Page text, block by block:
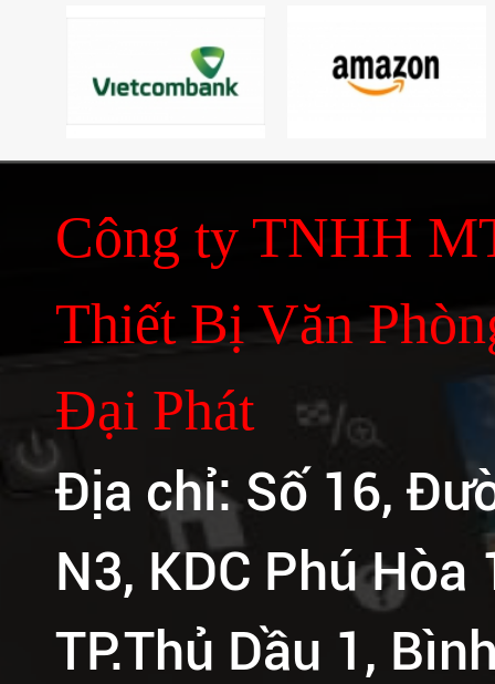
Photocopy đang
được ưa chuộng
nhất hiện nay
Máy In Chuyên
An Quốc Phát - Địa
Uy Tín Tại Bình
Dương
chúng ta không thể
photocopy được tiền
Công ty TNHH
Thiết Bị Văn
Đại Phát
Địa chỉ: Số 16,
N3, KDC Phú Hòa
TP.Thủ Dầu 1,